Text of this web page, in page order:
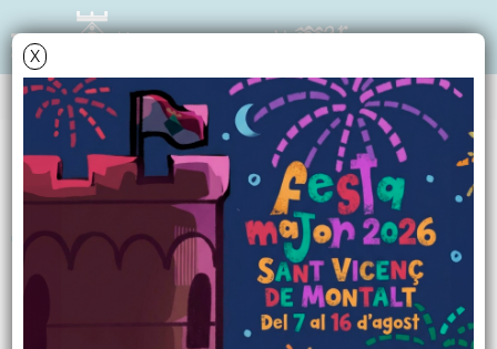
X
AGENDA
Dimarts17 abril 2012
Taller d'autoestima i
adolescència